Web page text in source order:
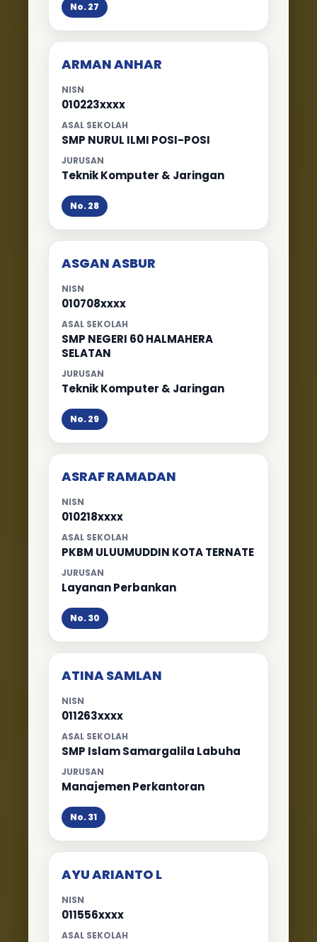
No. 27
ARMAN ANHAR
NISN
010223xxxx
ASAL SEKOLAH
SMP NURUL ILMI POSI-POSI
JURUSAN
Teknik Komputer & Jaringan
No. 28
ASGAN ASBUR
NISN
010708xxxx
ASAL SEKOLAH
SMP NEGERI 60 HALMAHERA
SELATAN
JURUSAN
Teknik Komputer & Jaringan
No. 29
ASRAF RAMADAN
NISN
010218xxxx
ASAL SEKOLAH
PKBM ULUUMUDDIN KOTA TERNATE
JURUSAN
Layanan Perbankan
No. 30
ATINA SAMLAN
NISN
011263xxxx
ASAL SEKOLAH
SMP Islam Samargalila Labuha
JURUSAN
Manajemen Perkantoran
No. 31
AYU ARIANTO L
NISN
011556xxxx
ASAL SEKOLAH